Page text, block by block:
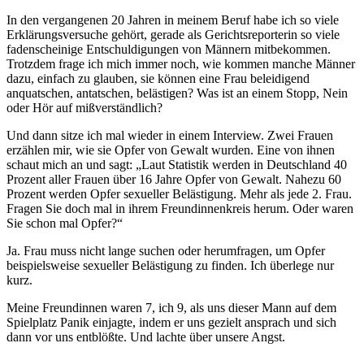
In den vergangenen 20 Jahren in meinem Beruf habe ich so viele
Erklärungsversuche gehört, gerade als Gerichtsreporterin so viele
fadenscheinige Entschuldigungen von Männern mitbekommen.
Trotzdem frage ich mich immer noch, wie kommen manche Männer
dazu, einfach zu glauben, sie können eine Frau beleidigend
anquatschen, antatschen, belästigen? Was ist an einem Stopp, Nein
oder Hör auf mißverständlich?
Und dann sitze ich mal wieder in einem Interview. Zwei Frauen
erzählen mir, wie sie Opfer von Gewalt wurden. Eine von ihnen
schaut mich an und sagt: „Laut Statistik werden in Deutschland 40
Prozent aller Frauen über 16 Jahre Opfer von Gewalt. Nahezu 60
Prozent werden Opfer sexueller Belästigung. Mehr als jede 2. Frau.
Fragen Sie doch mal in ihrem Freundinnenkreis herum. Oder waren
Sie schon mal Opfer?“
Ja. Frau muss nicht lange suchen oder herumfragen, um Opfer
beispielsweise sexueller Belästigung zu finden. Ich überlege nur
kurz.
Meine Freundinnen waren 7, ich 9, als uns dieser Mann auf dem
Spielplatz Panik einjagte, indem er uns gezielt ansprach und sich
dann vor uns entblößte. Und lachte über unsere Angst.